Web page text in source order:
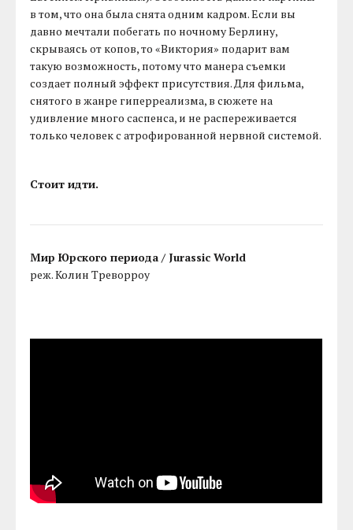
в том, что она была снята одним кадром. Если вы
давно мечтали побегать по ночному Берлину,
скрываясь от копов, то «Виктория» подарит вам
такую возможность, потому что манера съемки
создает полный эффект присутствия. Для фильма,
снятого в жанре гиперреализма, в сюжете на
удивление много саспенса, и не распереживается
только человек с атрофированной нервной системой.
Стоит идти.
Мир Юрского периода / Jurassic World
реж. Колин Треворроу